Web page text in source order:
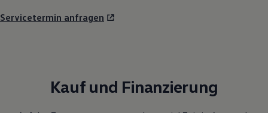
Servicetermin anfragen
Kauf und Finanzierung